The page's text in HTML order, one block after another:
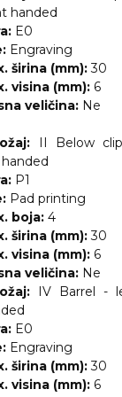
handed
E0
Engraving
širina (mm): 30
visina (mm): 6
veličina: Ne
II Below
P1
Pad printing
boja: 4
širina (mm): 30
visina (mm): 6
veličina: Ne
IV Barrel -
E0
Engraving
širina (mm): 30
visina (mm): 6